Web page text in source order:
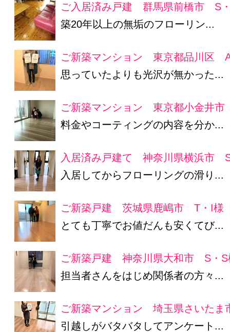
ご入居済み戸建 群馬県前橋市 S
築20年以上の無垢のフローリン...
ご新築マンション 東京都品川区
思っていたよりも光沢が無かった...
ご新築マンション 東京都小金井
料金やコーティングの内容を分か...
入居済み戸建て 神奈川県横浜市
入居してからフローリングの滑り...
ご新築戸建 茨城県鹿嶋市 T・I様
とても丁寧でお値だんも安くてび...
ご新築戸建 神奈川県大和市 S・S
担当者さんをはじめ関係者の方々...
ご新築マンション 埼玉県さいた
引越しがバタバタしてアンケート...